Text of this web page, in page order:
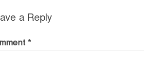
a Reply
*